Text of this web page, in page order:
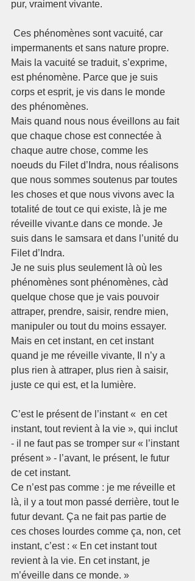
pur, vraiment vivante.
Ces phénomènes sont vacuité, car
impermanents et sans nature propre.
Mais la vacuité se traduit, s’exprime,
est phénomène. Parce que je suis
corps et esprit, je vis dans le monde
des phénomènes.
Mais quand nous nous éveillons au fait
que chaque chose est connectée à
chaque autre chose, comme les
noeuds du Filet d’Indra, nous réalisons
que nous sommes soutenus par toutes
les choses et que nous vivons avec la
totalité de tout ce qui existe, là je me
réveille vivant.e dans ce monde. Je
suis dans le samsara et dans l’unité du
Filet d’Indra.
Je ne suis plus seulement là où les
phénomènes sont phénomènes, càd
quelque chose que je vais pouvoir
attraper, prendre, saisir, rendre mien,
manipuler ou tout du moins essayer.
Mais en cet instant, en cet instant
quand je me réveille vivante, Il n’y a
plus rien à attraper, plus rien à saisir,
juste ce qui est, et la lumière.
C’est le présent de l’instant «  en cet
instant, tout revient à la vie », qui inclut
- il ne faut pas se tromper sur « l’instant
présent » - l’avant, le présent, le futur
de cet instant.
Ce n’est pas comme : je me réveille et
là, il y a tout mon passé derrière, tout le
futur devant. Ça ne fait pas partie de
ces choses lourdes comme ça, non, cet
instant, c’est : « En cet instant tout
revient à la vie. En cet instant, je
m’éveille dans ce monde. »